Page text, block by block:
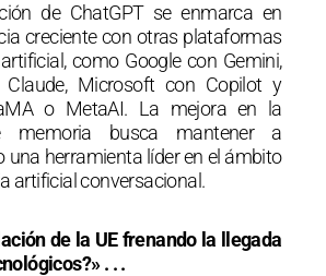
de ChatGPT se enmarca en
creciente con otras plataformas
como Google con Gemini,
Claude, Microsoft con Copilot y
o MetaAI. La mejora en la
memoria busca mantener a
una herramienta líder en el ámbito
artificial conversacional.
de la UE frenando la llegada
. . .